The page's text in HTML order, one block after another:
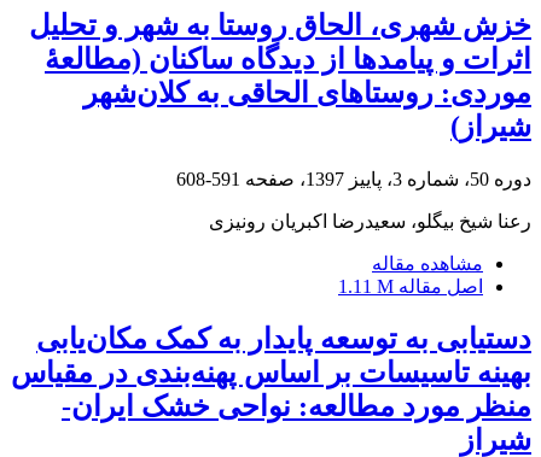
خزش شهری، الحاق روستا به شهر و تحلیل
اثرات و پیامدها از دیدگاه ساکنان (مطالعۀ
موردی: روستاهای الحاقی به کلان‌شهر
شیراز)
دوره 50، شماره 3، پاییز 1397، صفحه 591-608
رعنا شیخ بیگلو، سعیدرضا اکبریان رونیزی
مشاهده مقاله
اصل مقاله 1.11 M
دستیابی به توسعه پایدار به کمک مکان‌یابی
بهینه تاسیسات بر اساس پهنه‌بندی در مقیاس
منظر مورد مطالعه: نواحی خشک ایران-
شیراز